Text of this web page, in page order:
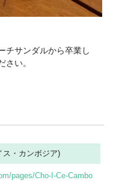
チサンダルから卒業し
い。
ス・カンボジア)
pages/Cho-I-Ce-Cambo